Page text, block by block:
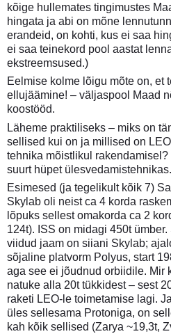
kõige hullemates tingimustes
hingata ja abi on mõne
erandeid, on kohti, kus ei saa
ei saa teinekord pool aastat
ekstreemsused.)
Eelmise kolme lõigu mõte on, et
ellujäämine! – väljaspool Maad
koostööd.
Läheme praktiliseks – miks on
sellised kui on ja millised on
tehnika mõistlikul
suurt hüpet
Esimesed (ja tegelikult kõik 7)
Skylab oli neist ca 4 korda
lõpuks sellest omakorda ca 2
124t). ISS on midagi 450t
viidud jaam on siiani Skylab;
sõjaline platvorm Polyus, start
aga see ei jõudnud orbiidile. Mir
natuke alla 20t tükkidest – sest
raketi LEO-le toimetamise lagi.
üles sellesama Protoniga, on
kah kõik sellised (Zarya ~19,3t,